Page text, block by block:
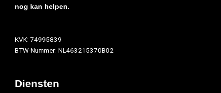
nog kan helpen.
KVK: 74995839
BTW-Nummer: NL463215370B02
Diensten